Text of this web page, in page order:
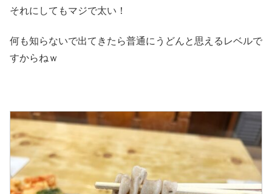
それにしてもマジで太い！
何も知らないで出てきたら普通にうどんと思えるレベルで
すからねｗ